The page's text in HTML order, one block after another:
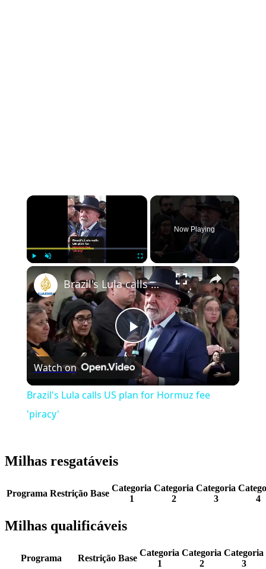
Fullscreen
Now Playing
Play
Video
Brazil's Lula calls US plan for Hormuz fee 'piracy'
Watch on
Brazil's Lula calls US plan for Hormuz fee
'piracy'
Milhas resgatáveis
Programa Restrição Base
Categoria
1
Categoria
2
Categoria
3
4
Milhas qualificáveis
Programa Restrição Base
Categoria
1
Categoria
2
Categoria
3